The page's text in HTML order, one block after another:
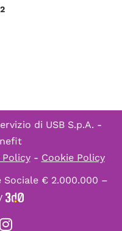
2
di USB S.p.A. -
Policy- Cookie Policy
Sociale € 2.000.000 –